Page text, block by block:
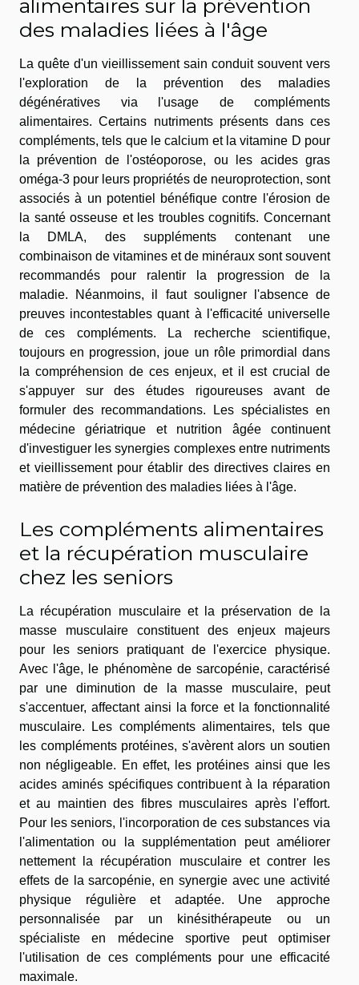
alimentaires sur la prévention
des maladies liées à l'âge
La quête d'un vieillissement sain conduit souvent vers
l'exploration de la prévention des maladies
dégénératives via l'usage de compléments
alimentaires. Certains nutriments présents dans ces
compléments, tels que le calcium et la vitamine D pour
la prévention de l'ostéoporose, ou les acides gras
oméga-3 pour leurs propriétés de neuroprotection, sont
associés à un potentiel bénéfique contre l'érosion de
la santé osseuse et les troubles cognitifs. Concernant
la DMLA, des suppléments contenant une
combinaison de vitamines et de minéraux sont souvent
recommandés pour ralentir la progression de la
maladie. Néanmoins, il faut souligner l'absence de
preuves incontestables quant à l'efficacité universelle
de ces compléments. La recherche scientifique,
toujours en progression, joue un rôle primordial dans
la compréhension de ces enjeux, et il est crucial de
s'appuyer sur des études rigoureuses avant de
formuler des recommandations. Les spécialistes en
médecine gériatrique et nutrition âgée continuent
d'investiguer les synergies complexes entre nutriments
et vieillissement pour établir des directives claires en
matière de prévention des maladies liées à l'âge.
Les compléments alimentaires
et la récupération musculaire
chez les seniors
La récupération musculaire et la préservation de la
masse musculaire constituent des enjeux majeurs
pour les seniors pratiquant de l'exercice physique.
Avec l'âge, le phénomène de sarcopénie, caractérisé
par une diminution de la masse musculaire, peut
s'accentuer, affectant ainsi la force et la fonctionnalité
musculaire. Les compléments alimentaires, tels que
les compléments protéines, s'avèrent alors un soutien
non négligeable. En effet, les protéines ainsi que les
acides aminés spécifiques contribuent à la réparation
et au maintien des fibres musculaires après l'effort.
Pour les seniors, l'incorporation de ces substances via
l'alimentation ou la supplémentation peut améliorer
nettement la récupération musculaire et contrer les
effets de la sarcopénie, en synergie avec une activité
physique régulière et adaptée. Une approche
personnalisée par un kinésithérapeute ou un
spécialiste en médecine sportive peut optimiser
l'utilisation de ces compléments pour une efficacité
maximale.